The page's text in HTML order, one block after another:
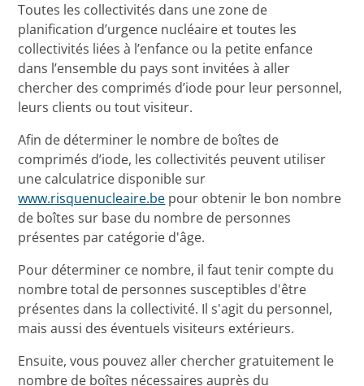
Toutes les collectivités dans une zone de
planification d’urgence nucléaire et toutes les
collectivités liées à l’enfance ou la petite enfance
dans l’ensemble du pays sont invitées à aller
chercher des comprimés d’iode pour leur personnel,
leurs clients ou tout visiteur.
Afin de déterminer le nombre de boîtes de
comprimés d’iode, les collectivités peuvent utiliser
une calculatrice disponible sur
www.risquenucleaire.be pour obtenir le bon nombre
de boîtes sur base du nombre de personnes
présentes par catégorie d'âge.
Pour déterminer ce nombre, il faut tenir compte du
nombre total de personnes susceptibles d'être
présentes dans la collectivité. Il s'agit du personnel,
mais aussi des éventuels visiteurs extérieurs.
Ensuite, vous pouvez aller chercher gratuitement le
nombre de boîtes nécessaires auprès du